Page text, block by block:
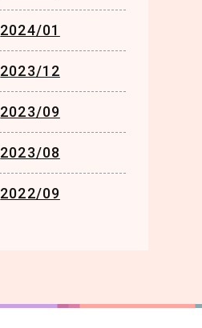
2024/01
2023/12
2023/09
2023/08
2022/09